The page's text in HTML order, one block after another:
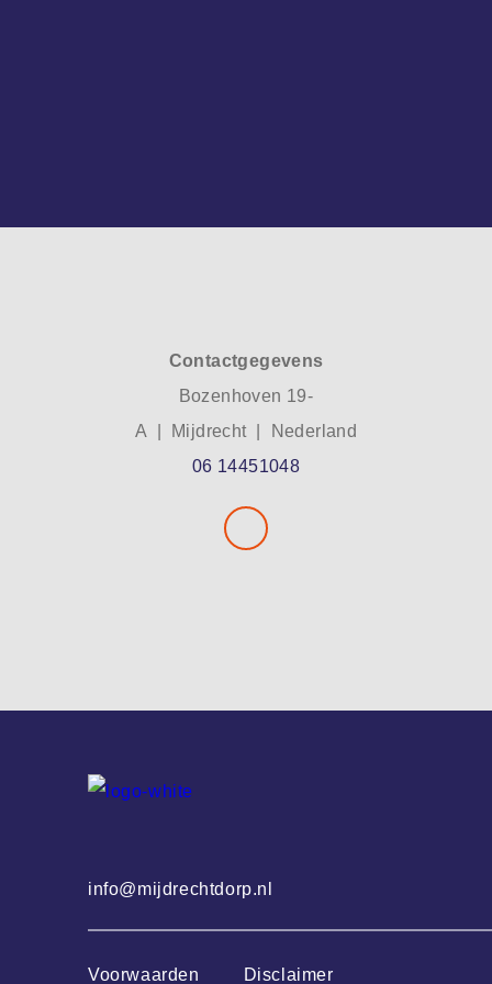
Contactgegevens
Bozenhoven 19-
A | Mijdrecht | Nederland
06 14451048
info@mijdrechtdorp.nl
Voorwaarden Disclaimer